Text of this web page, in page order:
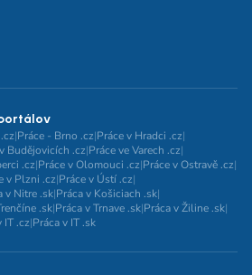
|Práce - Brno .cz|Práce v Hradci .cz|
Budějovicích .cz|Práce ve Varech .cz|
.cz|Práce v Olomouci .cz|Práce v Ostravě .cz|
v Plzni .cz|Práce v Ústí .cz|
v Nitre .sk|Práca v Košiciach .sk|
.sk|Práca v Trnave .sk|Práca v Žiline .sk|
IT .cz|Práca v IT .sk